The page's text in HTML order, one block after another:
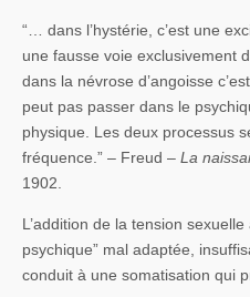
“… dans l’hystérie, c’est une
une fausse voie exclusivement
dans la névrose d’angoisse
peut pas passer dans le
physique. Les deux processus
fréquence.” – Freud – La
1902.
L’addition de la tension
psychique” mal adaptée,
conduit à une somatisation qui